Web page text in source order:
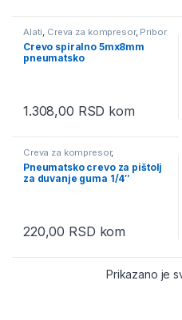
Alati, Creva za kompresor, Pribor
za kompresor
Crevo spiralno 5mx8mm
pneumatsko
1.308,00 RSD kom
Creva za kompresor,
Pneumatski alati i kompresori
Pneumatsko crevo za pištolj
za duvanje guma 1/4″
220,00 RSD kom
Prikazano je